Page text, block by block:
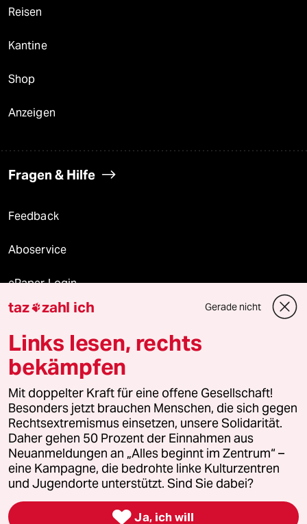
Reisen
Kantine
Shop
Anzeigen
Fragen & Hilfe
Feedback
Aboservice
ePaper Login
Downloads für Abonnierende
© 2026 taz Verlags und Vertriebs GmbH
Alle Rechte vorbehalten. Bei rechtlichen Fragen oder für Genehmigungen
wenden Sie sich bitte an
lizenzen@taz.de
Feedback Redaktionsstatut Kommune-Richtlinien
Leitlinie Informant Datenschutz Impressum AGB
Seitenwende Einwilligungen widerrufen (Ads)
taz zahl ich Gerade nicht
Links lesen, rechts
bekämpfen
Mit doppelter Kraft für eine offene Gesellschaft!
Besonders jetzt brauchen Menschen, die sich gegen
Rechtsextremismus einsetzen, unsere Solidarität.
Daher gehen 50 Prozent der Einnahmen aus
Neuanmeldungen an „Alles beginnt im Zentrum“ –
eine Kampagne, die bedrohte linke Kulturzentren
und Jugendorte unterstützt. Sind Sie dabei?
 Ja, ich will